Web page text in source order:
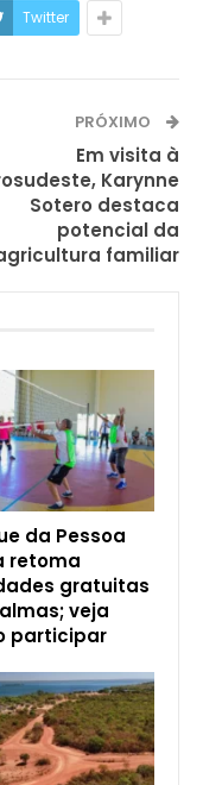
Twitter
PRÓXIMO
Em visita à
Karynne
Sotero destaca
potencial da
familiar
da Pessoa
retoma
gratuitas
veja
participar